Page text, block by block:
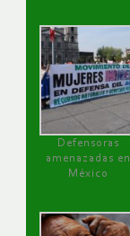
Defensoras
amenazadas en
México